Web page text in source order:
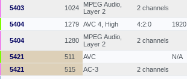
5403 1024
MPEG Audio,
Layer 2
2 channels
5404 1279 AVC 4, High 4:2:0 1920
5404 1280
MPEG Audio,
Layer 2
2 channels
5421 511 AVC N/A
5421
515 AC-3 2 channels